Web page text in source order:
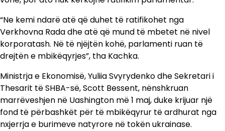
“Ne kemi ndarë atë që duhet të ratifikohet nga
Verkhovna Rada dhe atë që mund të mbetet në nivel
korporatash. Në të njëjtën kohë, parlamenti ruan të
drejtën e mbikëqyrjes”, tha Kachka.
Ministrja e Ekonomisë, Yuliia Svyrydenko dhe Sekretari i
Thesarit të SHBA-së, Scott Bessent, nënshkruan
marrëveshjen në Uashington më 1 maj, duke krijuar një
fond të përbashkët për të mbikëqyrur të ardhurat nga
nxjerrja e burimeve natyrore në tokën ukrainase.